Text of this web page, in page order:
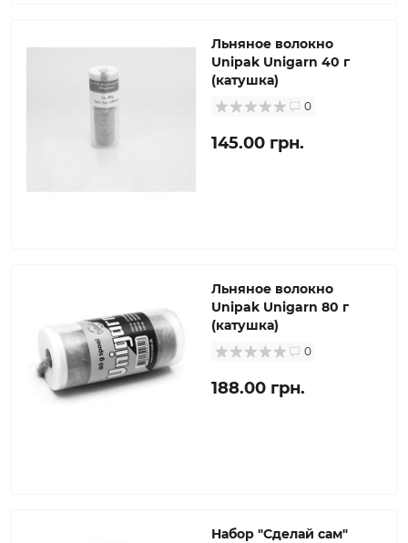
Льняное волокно
Unipak Unigarn 40 г
(катушка)
0
145.00 грн.
Льняное волокно
Unipak Unigarn 80 г
(катушка)
0
188.00 грн.
Набор "Сделай сам"